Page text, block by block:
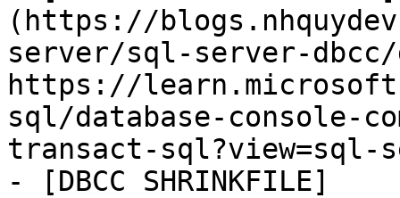
(https://
server/sql-server-dbcc/
https://
sql/database-console-
transact-sql?view=sql-
- [DBCC SHRINKFILE]